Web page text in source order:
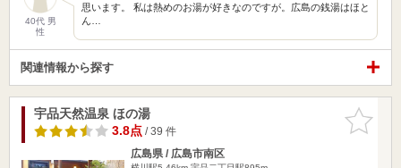
40代 男
性
思います。 私は熱めのお湯が好きなのですが。広島の銭湯はほと
ん…
関連情報から探す
お気に入
りに追加
宇品天然温泉 ほの湯
3.8点/ 39 件
広島県 / 広島市南区